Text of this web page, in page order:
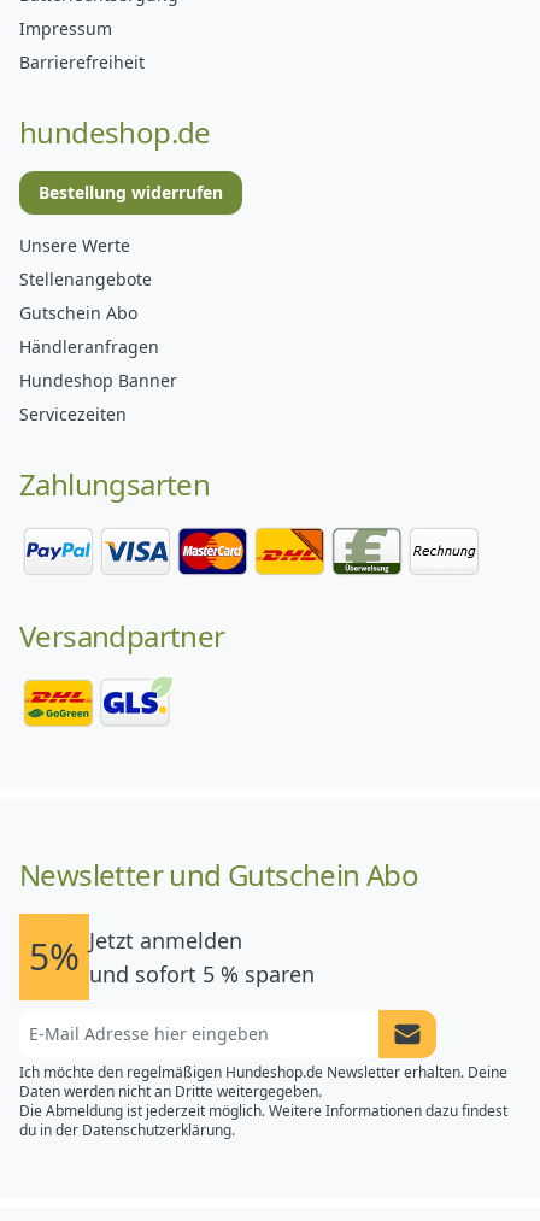
Impressum
Barrierefreiheit
hundeshop.de
Bestellung widerrufen
Unsere Werte
Stellenangebote
Gutschein Abo
Händleranfragen
Hundeshop Banner
Servicezeiten
Zahlungsarten
Versandpartner
Newsletter und Gutschein Abo
5% Jetzt anmelden
und sofort 5 % sparen
Newsletter
Ich möchte den regelmäßigen Hundeshop.de Newsletter erhalten. Deine
Daten werden nicht an Dritte weitergegeben.
Die Abmeldung ist jederzeit möglich. Weitere Informationen dazu findest
du in der Datenschutzerklärung.